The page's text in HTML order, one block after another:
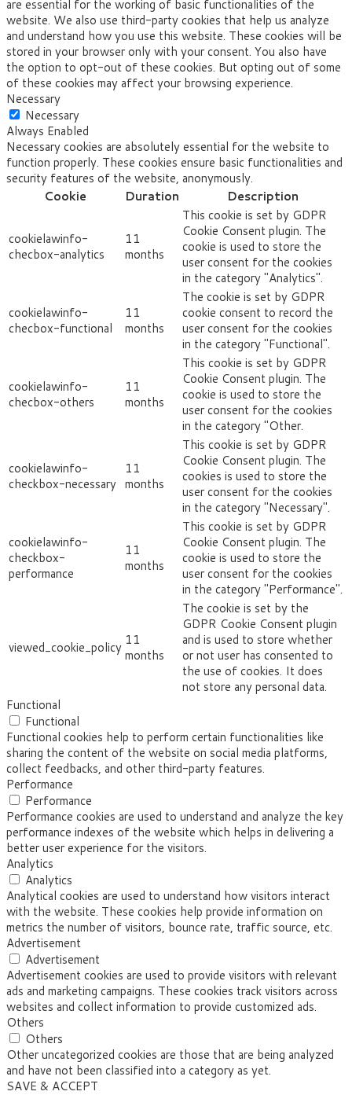
are essential for the working of basic functionalities of the
website. We also use third-party cookies that help us analyze
and understand how you use this website. These cookies will be
stored in your browser only with your consent. You also have
the option to opt-out of these cookies. But opting out of some
of these cookies may affect your browsing experience.
Necessary
Necessary
Always Enabled
Necessary cookies are absolutely essential for the website to
function properly. These cookies ensure basic functionalities and
security features of the website, anonymously.
Cookie
Duration Description
cookielawinfo-
checbox-analytics
11
months
This cookie is set by GDPR
Cookie Consent plugin. The
cookie is used to store the
user consent for the cookies
in the category "Analytics".
cookielawinfo-
checbox-functional
11
months
The cookie is set by GDPR
cookie consent to record the
user consent for the cookies
in the category "Functional".
cookielawinfo-
checbox-others
11
months
This cookie is set by GDPR
Cookie Consent plugin. The
cookie is used to store the
user consent for the cookies
in the category "Other.
cookielawinfo-
checkbox-necessary
11
months
This cookie is set by GDPR
Cookie Consent plugin. The
cookies is used to store the
user consent for the cookies
in the category "Necessary".
cookielawinfo-
checkbox-
performance
11
months
This cookie is set by GDPR
Cookie Consent plugin. The
cookie is used to store the
user consent for the cookies
in the category "Performance".
viewed_cookie_policy 11
months
The cookie is set by the
GDPR Cookie Consent plugin
and is used to store whether
or not user has consented to
the use of cookies. It does
not store any personal data.
Functional
Functional
Functional cookies help to perform certain functionalities like
sharing the content of the website on social media platforms,
collect feedbacks, and other third-party features.
Performance
Performance
Performance cookies are used to understand and analyze the key
performance indexes of the website which helps in delivering a
better user experience for the visitors.
Analytics
Analytics
Analytical cookies are used to understand how visitors interact
with the website. These cookies help provide information on
metrics the number of visitors, bounce rate, traffic source, etc.
Advertisement
Advertisement
Advertisement cookies are used to provide visitors with relevant
ads and marketing campaigns. These cookies track visitors across
websites and collect information to provide customized ads.
Others
Others
Other uncategorized cookies are those that are being analyzed
and have not been classified into a category as yet.
SAVE & ACCEPT